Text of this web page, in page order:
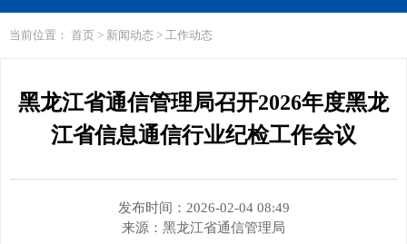
当前位置： 首页 > 新闻动态 > 工作动态
黑龙江省通信管理局召开2026年度黑龙
江省信息通信行业纪检工作会议
发布时间：2026-02-04 08:49
来源： 黑龙江省通信管理局